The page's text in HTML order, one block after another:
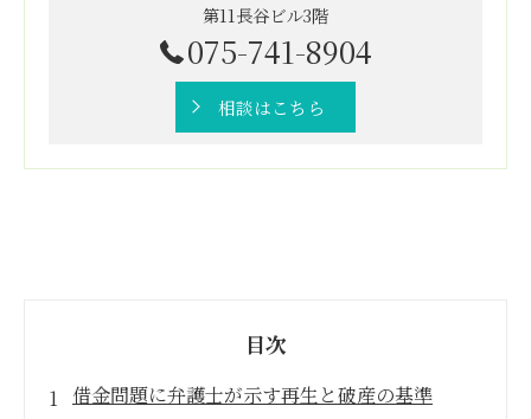
第11長谷ビル3階
075-741-8904
相談はこちら
目次
借金問題に弁護士が示す再生と破産の基準